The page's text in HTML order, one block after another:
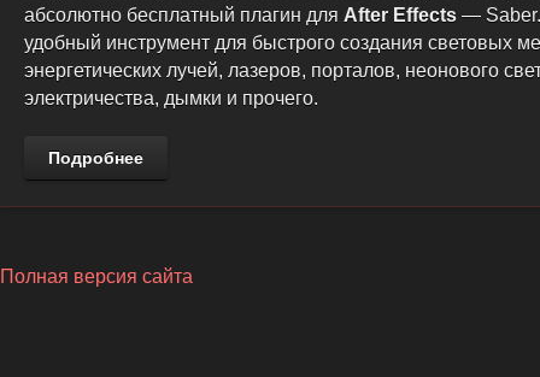
абсолютно бесплатный плагин для After Effects —
удобный инструмент для быстрого создания световых
энергетических лучей, лазеров, порталов, неонового
электричества, дымки и прочего.
Подробнее
Полная версия сайта